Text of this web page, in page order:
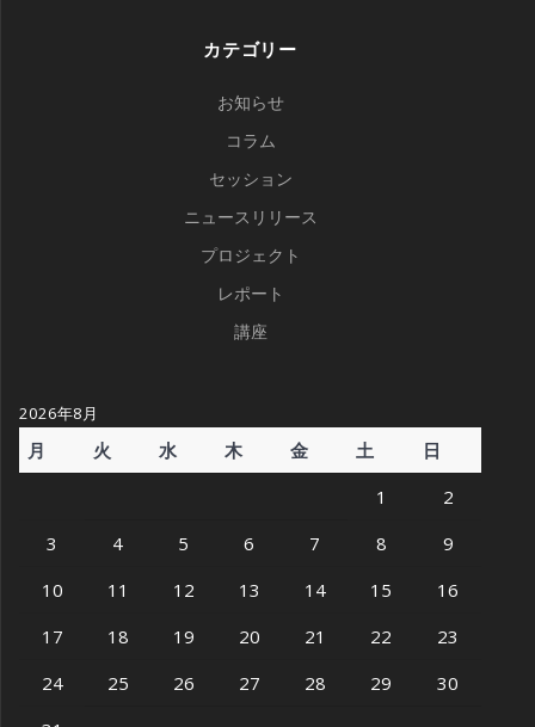
カテゴリー
お知らせ
コラム
セッション
ニュースリリース
プロジェクト
レポート
講座
2026年8月
月 火 水 木 金 土
日
1
2
3
4 5 6 7 8
9
10
11 12 13 14 15
16
17
18 19 20 21 22
23
24
25 26 27 28 29
30